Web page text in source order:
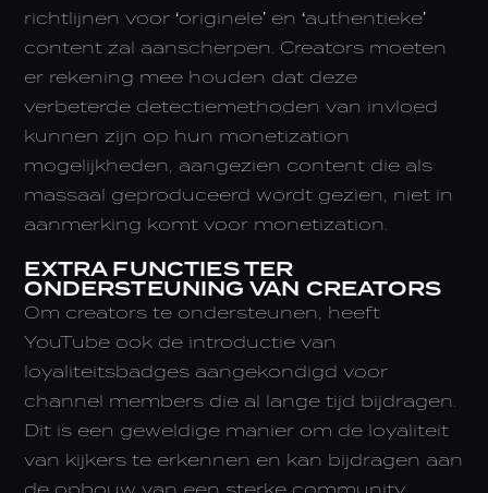
richtlijnen voor ‘originele’ en ‘authentieke’
content zal aanscherpen. Creators moeten
er rekening mee houden dat deze
verbeterde detectiemethoden van invloed
kunnen zijn op hun monetization
mogelijkheden, aangezien content die als
massaal geproduceerd wordt gezien, niet in
aanmerking komt voor monetization.
EXTRA FUNCTIES TER
ONDERSTEUNING VAN CREATORS
Om creators te ondersteunen, heeft
YouTube ook de introductie van
loyaliteitsbadges aangekondigd voor
channel members die al lange tijd bijdragen.
Dit is een geweldige manier om de loyaliteit
van kijkers te erkennen en kan bijdragen aan